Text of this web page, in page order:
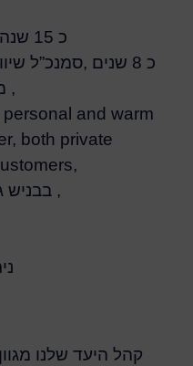
כ 15 שנה מנהל סניף חרות זכוכית צפון
כ 8 שנים ,סמנכ”ל שיווק ומכירות חברת שבירו גלאס
מזה כ 10 שנים עצמאי בתחום ,
and warm
both private
בבניש גלאס לא מתפשרים על איכות ,
קהל היעד שלנו